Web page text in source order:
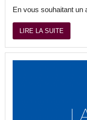
En vous souhaitant un
LIRE LA SUITE